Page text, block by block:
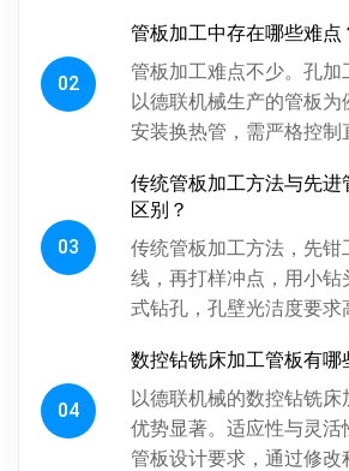
关键，通过射线、超声波
02
管板加工中存在哪些难点
管板加工难点不少。孔加
以德联机械生产的管板
安装换热管，需严格控制
影响换热管安装与设备性
03
传统管板加工方法与先进
区别？
传统管板加工方法，先钳
线，再打样冲点，用小钻
式钻孔，孔壁光洁度要求
摇臂定位，劳动强度大、
04
数控钻铣床加工管板有哪
以德联机械的数控钻铣
优势显著。适应性与灵活
管板设计要求，通过修改